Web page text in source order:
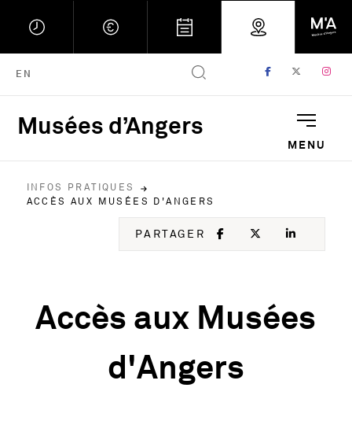
EN FACEBOOK
, OUVRETWITTER
,
Musées d’Angers Musées d'Angers :
MENU
INFOS PRATIQUES
ACCÈS AUX MUSÉES D'ANGERS
PARTAGER FACEBOOK
, OUVRE UNE
TWITTER
, OUVRE
Accès aux Musées
d'Angers